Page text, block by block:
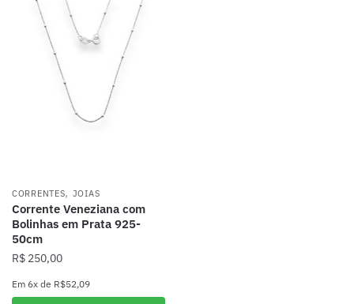
variantes.
CORRENTES, JOIAS
Corrente Veneziana com
Bolinhas em Prata 925-
50cm
R$ 250,00
Em 6x de R$52,09